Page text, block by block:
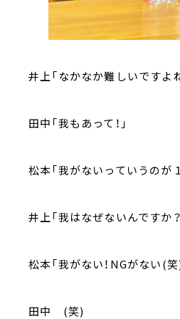
井上「なかなか難しいです
田中「我もあって！」
松本「我がないっていうのが
井上「我はなぜないんですか？
松本「我がない！NGがない(笑)
田中 (笑)